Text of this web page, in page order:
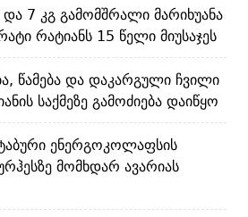
7 კგ გამომშრალი მარიხუანა
რატიანს 15 წელი მიუსაჯეს
წამება და დაკარგული ჩვილი
საქმეზე გამოძიება დაიწყო
ენერგოკოლაფსის
მომხდარ ავარიას